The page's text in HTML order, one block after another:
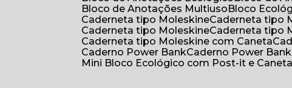
Bloco de Anotações Multiuso
Bloco
Caderneta tipo Moleskine
Caderneta tipo
Caderneta tipo Moleskine
Caderneta tipo
Caderneta tipo Moleskine com Caneta
Caderno Power Bank
Caderno Power Bank
Mini Bloco Ecológico com Post-it e Caneta